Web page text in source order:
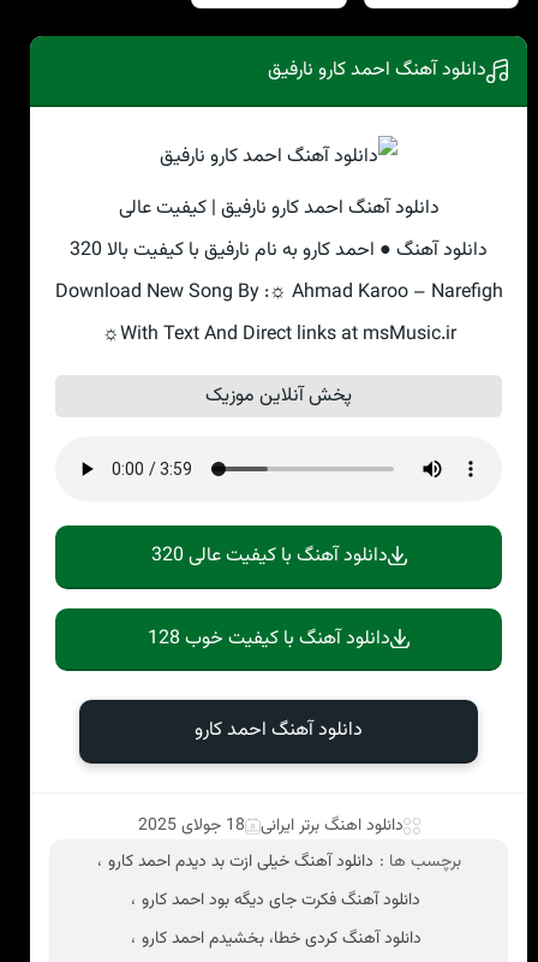
دانلود آهنگ احمد کارو نارفیق
دانلود آهنگ احمد کارو نارفیق | کیفیت عالی
دانلود آهنگ ● احمد کارو به نام نارفیق با کیفیت بالا 320
Download New Song By :☼ Ahmad Karoo – Narefigh
☼With Text And Direct links at msMusic.ir
پخش آنلاین موزیک
دانلود آهنگ با کیفیت عالی 320
دانلود آهنگ با کیفیت خوب 128
دانلود آهنگ احمد کارو
دانلود اهنگ برتر ایرانی
18 جولای 2025
برچسب ها : دانلود آهنگ خیلی ازت بد دیدم احمد کارو ،
دانلود آهنگ فکرت جای دیگه بود احمد کارو ،
دانلود آهنگ کردی خطا، بخشیدم احمد کارو ،